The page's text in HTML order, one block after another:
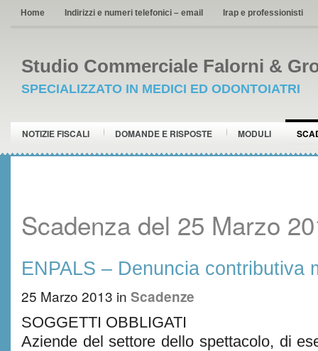
Home Indirizzi e numeri telefonici – email Irap e professionisti
Studio Commerciale Falorni &
SPECIALIZZATO IN MEDICI ED ODONTOIATRI
NOTIZIE FISCALI DOMANDE E RISPOSTE MODULI
Scadenza del 25 Marzo
ENPALS – Denuncia contributiva
25 Marzo 2013 in Scadenze
SOGGETTI OBBLIGATI
Aziende del settore dello spettacolo, di